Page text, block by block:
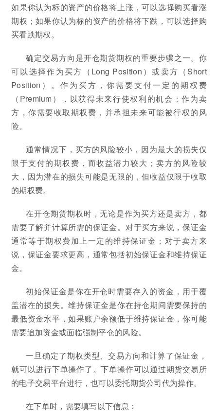
如果你认为标的资产的价格将上涨，可以选择购买看涨
期权；如果你认为标的资产的价格将下跌，可以选择购
买看跌期权。
确定交易方向是开仓期货期权的重要步骤之一。你
可以选择作为买方（Long Position）或卖方（Short
Position）。作为买方，你需要支付一定的期权费
（Premium），以获得未来行使权利的机会；作为卖
方，你需要收取期权费，并承担未来可能被行权的风
险。
通常情况下，买方的风险较小，因为最大的损失仅
限于支付的期权费，而收益潜力较大；卖方的风险较
大，因为潜在的损失可能是无限的，但收益仅限于收取
的期权费。
在开仓期货期权时，无论是作为买方还是卖方，都
需要了解并计算所需的保证金。对于买方来说，保证金
通常等于期权费加上一定的维持保证金；对于卖方来
说，保证金要求更高，通常包括初始保证金和维持保证
金。
初始保证金是你在开仓时需要存入的资金，用于覆
盖潜在的损失。维持保证金是你在持仓期间需要保持的
最低资金水平，如果账户余额低于维持保证金，你可能
需要追加资金或面临强制平仓的风险。
一旦确定了期权类型、交易方向和计算了保证金，
就可以进行下单操作了。下单操作可以通过期货交易所
的电子交易平台进行，也可以委托期货公司代为操作。
在下单时，需要填写以下信息：